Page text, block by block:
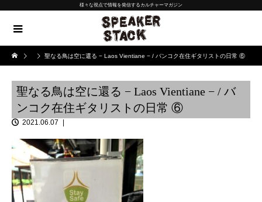
様々な視点で情報を発信するカルチャーマガジン
聖なる鳥は空に還る − Laos Vientiane − / バンコク在住ギタリストの日常 ⑥
聖なる鳥は空に還る − Laos Vientiane − / バ
ンコク在住ギタリストの日常 ⑥
2021.06.07